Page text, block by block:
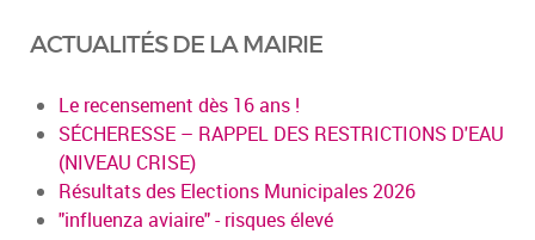
ACTUALITÉS DE LA MAIRIE
Le recensement dès 16 ans !
SÉCHERESSE – RAPPEL DES RESTRICTIONS D'EAU
(NIVEAU CRISE)
Résultats des Elections Municipales 2026
"influenza aviaire" - risques élevé